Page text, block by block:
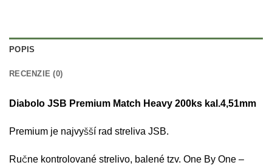
POPIS
RECENZIE (0)
Diabolo JSB Premium Match Heavy 200ks kal.4,51mm
Premium je najvyšší rad streliva JSB.
Ručne kontrolované strelivo, balené tzv. One By One –